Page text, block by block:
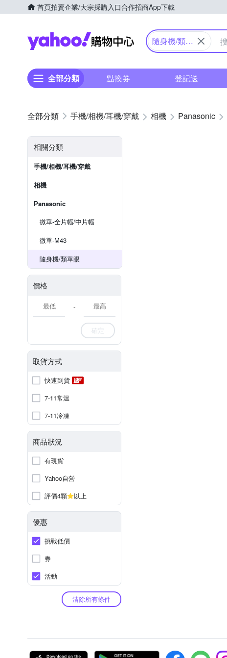
首頁拍賣企業/大宗採購入口合作招商App下載
Yahoo購物中心
隨身機/類單
全部分類 點換券 登記送
手機/相機/耳機/穿戴 相機 Panasonic
相關分類
手機/相機/耳機/穿戴
相機
Panasonic
微單-全片幅/中片幅
微單-M43
隨身機/類單眼
價格
-
確定
取貨方式
快速到貨
7-11常溫
7-11冷凍
商品狀況
有現貨
Yahoo自營
評價4顆
以上
優惠
挑戰低價
券
活動
清除所有條件